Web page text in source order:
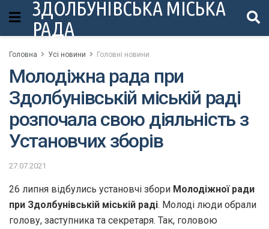
ЗДОЛБУНІВСЬКА МІСЬКА
РАДА
Головна Усі новини Головні новини
Молодіжна рада при
Здолбунівській міській раді
розпочала свою діяльність з
Установчих зборів
27.07.2021
26 липня відбулись установчі збори Молодіжної ради
при Здолбунівській міській раді. Молоді люди обрали
голову, заступника та секретаря. Так, головою